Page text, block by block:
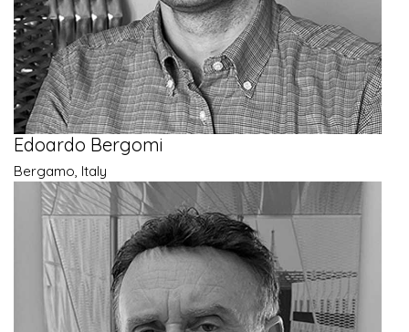
Edoardo Bergomi
Bergamo, Italy